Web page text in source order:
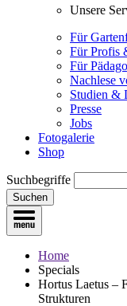
Unsere
Für
Für Profis
Für
Nachlese
Studien &
Presse
Jobs
Fotogalerie
Shop
Suchbegriffe
Suchen
Home
Specials
Hortus Laetus –
Strukturen